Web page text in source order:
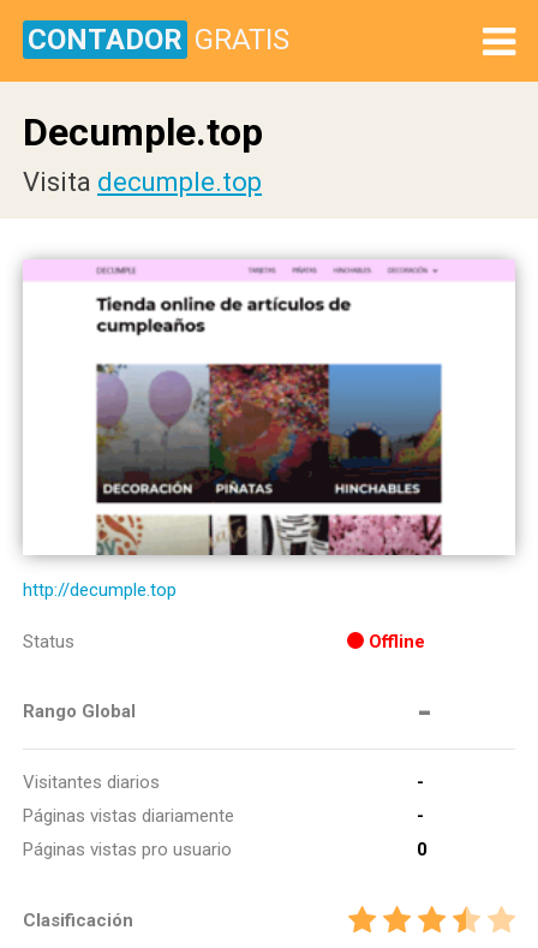
CONTADOR GRATIS
Decumple.top
Visita decumple.top
http://decumple.top
Status Offline
Rango Global -
Visitantes diarios
-
Páginas vistas diariamente
-
Páginas vistas pro usuario
0
Clasificación